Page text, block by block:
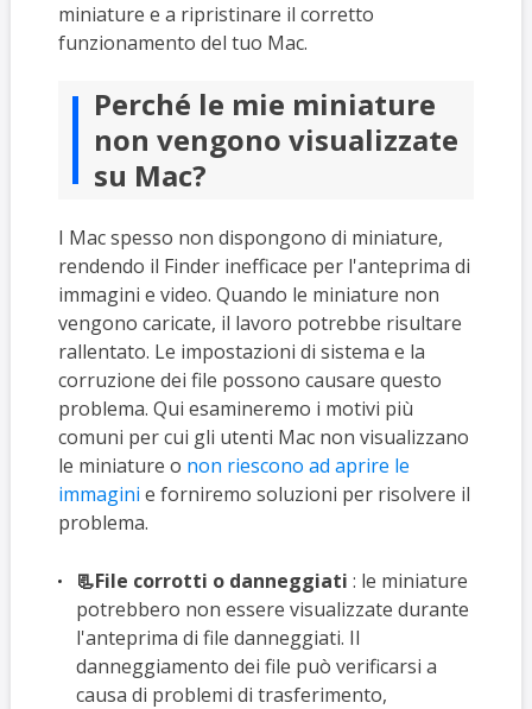
miniature e a ripristinare il corretto
funzionamento del tuo Mac.
Perché le mie miniature
non vengono visualizzate
su Mac?
I Mac spesso non dispongono di miniature,
rendendo il Finder inefficace per l'anteprima di
immagini e video. Quando le miniature non
vengono caricate, il lavoro potrebbe risultare
rallentato. Le impostazioni di sistema e la
corruzione dei file possono causare questo
problema. Qui esamineremo i motivi più
comuni per cui gli utenti Mac non visualizzano
le miniature o non riescono ad aprire le
immagini e forniremo soluzioni per risolvere il
problema.
📃File corrotti o danneggiati : le miniature
potrebbero non essere visualizzate durante
l'anteprima di file danneggiati. Il
danneggiamento dei file può verificarsi a
causa di problemi di trasferimento,